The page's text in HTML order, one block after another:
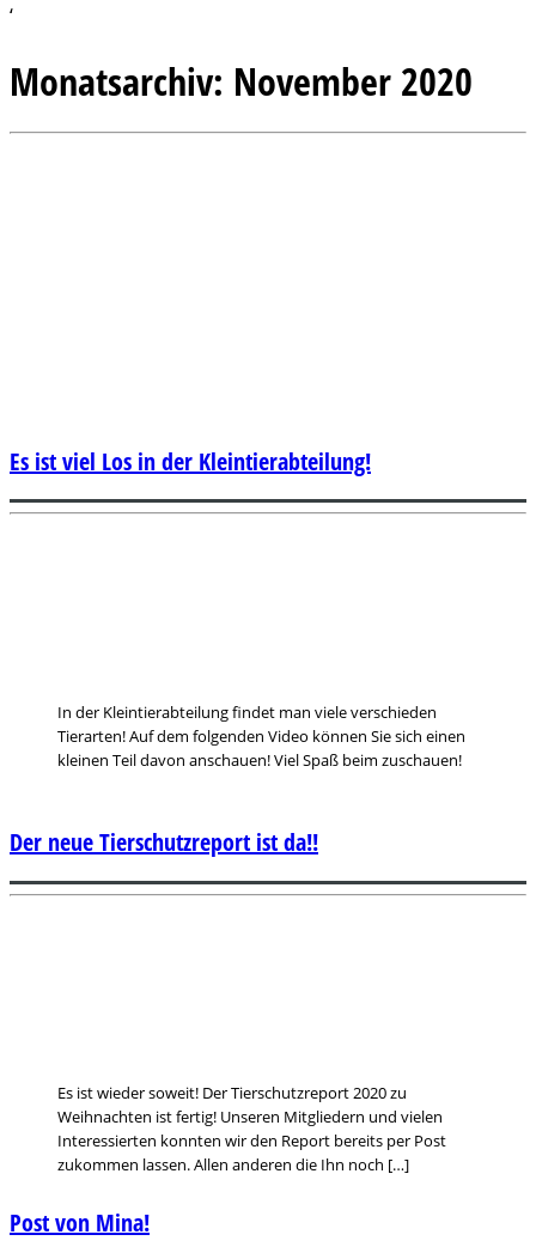
‘
Monatsarchiv: November 2020
In der Kleintierabteilung findet man viele verschieden
Tierarten! Auf dem folgenden Video können Sie sich einen
kleinen Teil davon anschauen! Viel Spaß beim zuschauen!
Es ist viel Los in der Kleintierabteilung!
Es ist wieder soweit! Der Tierschutzreport 2020 zu
Weihnachten ist fertig! Unseren Mitgliedern und vielen
Interessierten konnten wir den Report bereits per Post
zukommen lassen. Allen anderen die Ihn noch […]
Der neue Tierschutzreport ist da!!
Post von Mina!